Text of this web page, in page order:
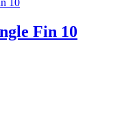
Fin 10